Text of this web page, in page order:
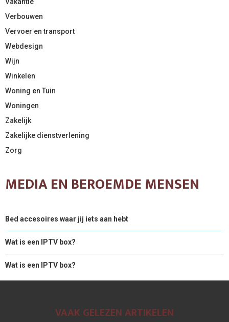
Verbouwen
Vervoer en transport
Webdesign
Wijn
Winkelen
Woning en Tuin
Woningen
Zakelijk
Zakelijke dienstverlening
Zorg
MEDIA EN BEROEMDE MENSEN
Bed accesoires waar jij iets aan hebt
Wat is een IPTV box?
Wat is een IPTV box?
VAAK GELEZEN ARTIKELEN